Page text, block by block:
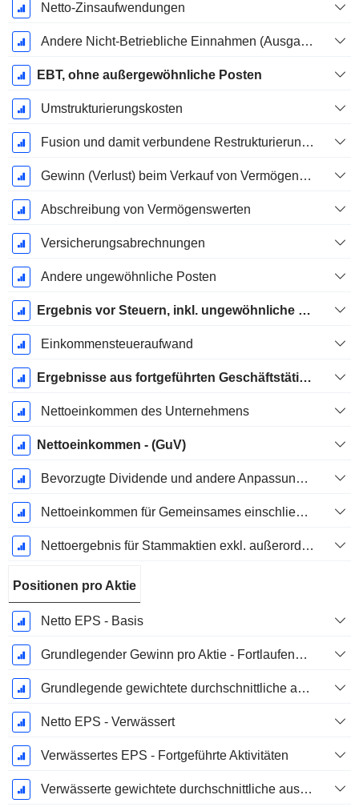
Netto-Zinsaufwendungen
Andere Nicht-Betriebliche Einnahmen (Ausgaben)
EBT, ohne außergewöhnliche Posten
Umstrukturierungskosten
Fusion und damit verbundene Restrukturierungskosten
Gewinn (Verlust) beim Verkauf von Vermögenswerten
Abschreibung von Vermögenswerten
Versicherungsabrechnungen
Andere ungewöhnliche Posten
Ergebnis vor Steuern, inkl. ungewöhnliche Posten
Einkommensteueraufwand
Ergebnisse aus fortgeführten Geschäftstätigkeiten
Nettoeinkommen des Unternehmens
Nettoeinkommen - (GuV)
Bevorzugte Dividende und andere Anpassungen
Nettoeinkommen für Gemeinsames einschließlich außerordentlicher Posten
Nettoergebnis für Stammaktien exkl. außerordentliche Posten
Positionen pro Aktie
Netto EPS - Basis
Grundlegender Gewinn pro Aktie - Fortlaufende Geschäftstätigkeit
Grundlegende gewichtete durchschnittliche ausstehende Aktien
Netto EPS - Verwässert
Verwässertes EPS - Fortgeführte Aktivitäten
Verwässerte gewichtete durchschnittliche ausstehende Aktien